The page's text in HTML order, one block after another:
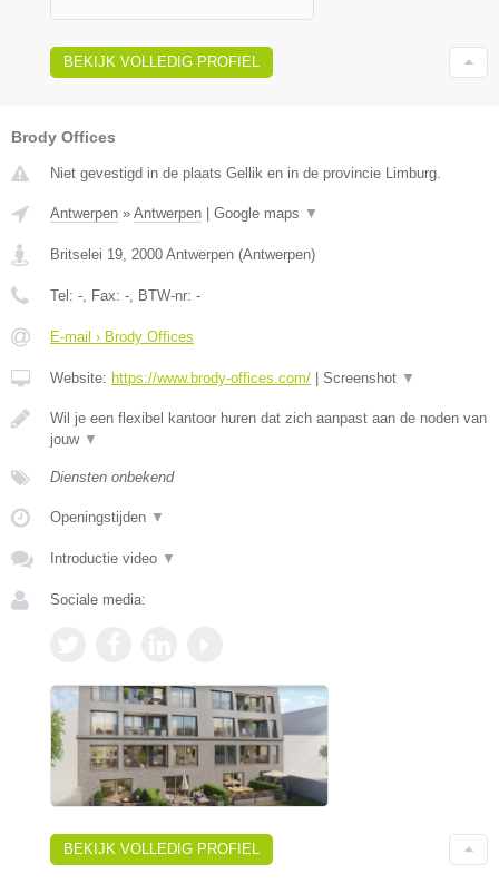
BEKIJK VOLLEDIG PROFIEL
Brody Offices
Niet gevestigd in de plaats Gellik en in de provincie Limburg.
Antwerpen » Antwerpen | Google maps ▼
Britselei 19 2000 Antwerpen (Antwerpen)
Tel: - , Fax: - , BTW-nr: -
E-mail › Brody Offices
Website: https://www.brody-offices.com/ | Screenshot ▼
Wil je een flexibel kantoor huren dat zich aanpast aan de noden van
jouw ▼
Diensten onbekend
Openingstijden ▼
Introductie video ▼
Sociale media:
BEKIJK VOLLEDIG PROFIEL